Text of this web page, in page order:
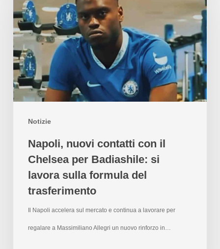
Notizie
Napoli, nuovi contatti con il
Chelsea per Badiashile: si
lavora sulla formula del
trasferimento
Il Napoli accelera sul mercato e continua a lavorare per
regalare a Massimiliano Allegri un nuovo rinforzo in…